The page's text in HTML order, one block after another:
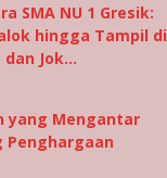
SMA NU 1 Gresik:
hingga Tampil di
dan Jok…
yang Mengantar
Penghargaan